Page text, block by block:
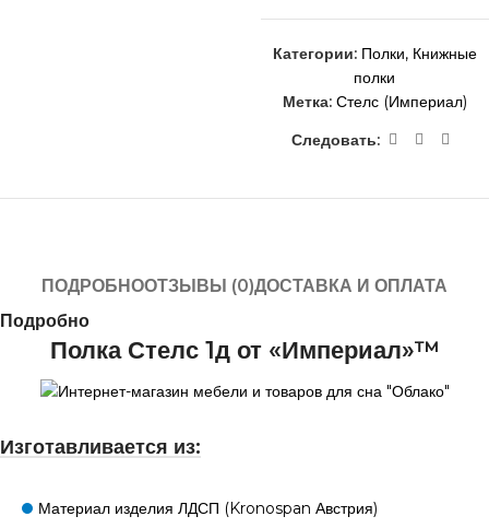
Категории: Полки, Книжные
полки
Метка: Стелс (Империал)
Следовать:
ПОДРОБНООТЗЫВЫ (0)ДОСТАВКА И ОПЛАТА
Подробно
Полка Стелс 1д от «Империал»™
Изготавливается из:
Материал изделия ЛДСП (Kronospan Австрия)